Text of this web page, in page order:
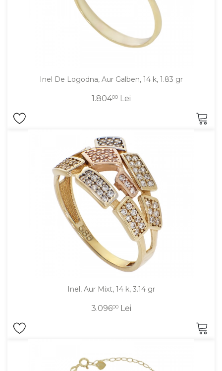
Inel De Logodna, Aur Galben, 14 k, 1.83 gr
1.80400Lei
Inel, Aur Mixt, 14 k, 3.14 gr
3.09600Lei